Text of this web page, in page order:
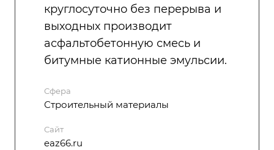
круглосуточно без перерыва и
выходных производит
асфальтобетонную смесь и
битумные катионные эмульсии.
Сфера
Строительный материалы
Сайт
eaz66.ru